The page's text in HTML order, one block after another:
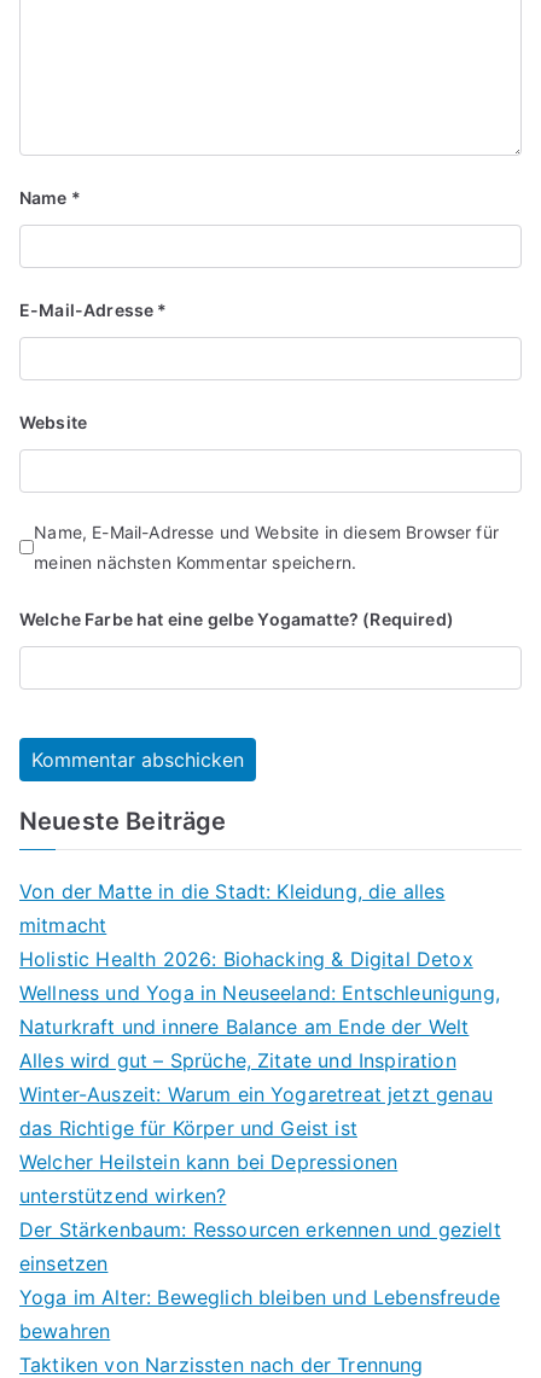
Name *
E-Mail-Adresse *
Website
Name, E-Mail-Adresse und Website in diesem Browser für
meinen nächsten Kommentar speichern.
Welche Farbe hat eine gelbe Yogamatte? (Required)
Neueste Beiträge
Von der Matte in die Stadt: Kleidung, die alles
mitmacht
Holistic Health 2026: Biohacking & Digital Detox
Wellness und Yoga in Neuseeland: Entschleunigung,
Naturkraft und innere Balance am Ende der Welt
Alles wird gut – Sprüche, Zitate und Inspiration
Winter-Auszeit: Warum ein Yogaretreat jetzt genau
das Richtige für Körper und Geist ist
Welcher Heilstein kann bei Depressionen
unterstützend wirken?
Der Stärkenbaum: Ressourcen erkennen und gezielt
einsetzen
Yoga im Alter: Beweglich bleiben und Lebensfreude
bewahren
Taktiken von Narzissten nach der Trennung